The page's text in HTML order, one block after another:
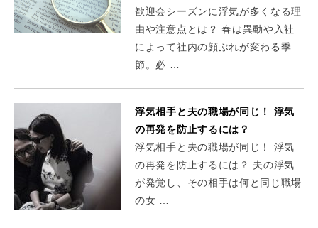
歓迎会シーズンに浮気が多くなる理
由や注意点とは？ 春は異動や入社
によって社内の顔ぶれが変わる季
節。必 …
浮気相手と夫の職場が同じ！ 浮気
の再発を防止するには？
浮気相手と夫の職場が同じ！ 浮気
の再発を防止するには？ 夫の浮気
が発覚し、その相手は何と同じ職場
の女 …